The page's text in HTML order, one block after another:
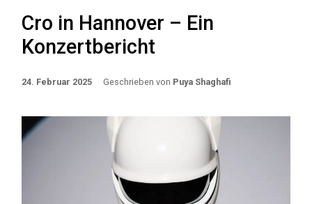
Cro in Hannover – Ein
Konzertbericht
24. Februar 2025 Geschrieben von Puya Shaghafi